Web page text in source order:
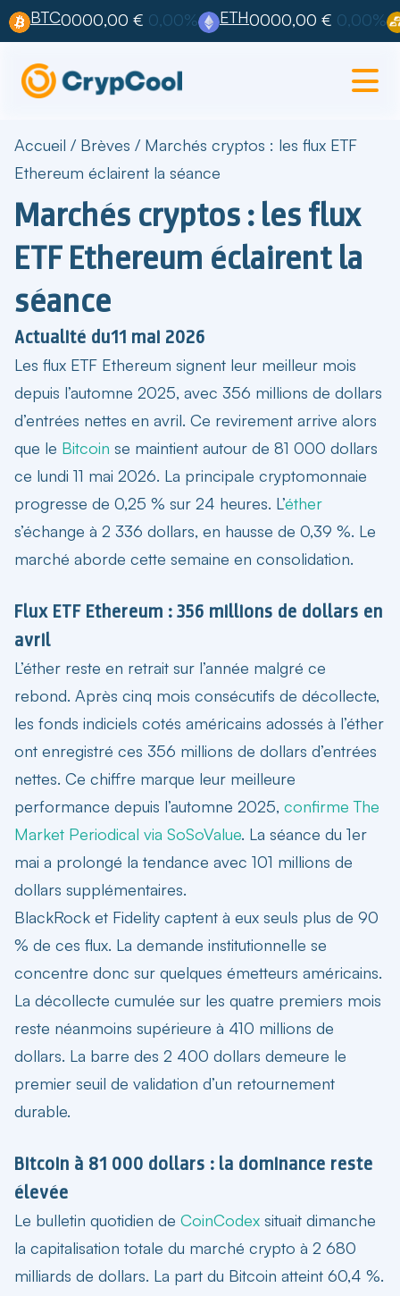
BTC0000,00 € 0,00% ETH0000,00 € 0,00%
Accueil / Brèves / Marchés cryptos : les flux ETF
Ethereum éclairent la séance
Marchés cryptos : les flux
ETF Ethereum éclairent la
séance
Actualité du11 mai 2026
Les flux ETF Ethereum signent leur meilleur mois
depuis l’automne 2025, avec 356 millions de dollars
d’entrées nettes en avril. Ce revirement arrive alors
que le Bitcoin se maintient autour de 81 000 dollars
ce lundi 11 mai 2026. La principale cryptomonnaie
progresse de 0,25 % sur 24 heures. L’éther
s’échange à 2 336 dollars, en hausse de 0,39 %. Le
marché aborde cette semaine en consolidation.
Flux ETF Ethereum : 356 millions de dollars en
avril
L’éther reste en retrait sur l’année malgré ce
rebond. Après cinq mois consécutifs de décollecte,
les fonds indiciels cotés américains adossés à l’éther
ont enregistré ces 356 millions de dollars d’entrées
nettes. Ce chiffre marque leur meilleure
performance depuis l’automne 2025, confirme The
Market Periodical via SoSoValue. La séance du 1er
mai a prolongé la tendance avec 101 millions de
dollars supplémentaires.
BlackRock et Fidelity captent à eux seuls plus de 90
% de ces flux. La demande institutionnelle se
concentre donc sur quelques émetteurs américains.
La décollecte cumulée sur les quatre premiers mois
reste néanmoins supérieure à 410 millions de
dollars. La barre des 2 400 dollars demeure le
premier seuil de validation d’un retournement
durable.
Bitcoin à 81 000 dollars : la dominance reste
élevée
Le bulletin quotidien de CoinCodex situait dimanche
la capitalisation totale du marché crypto à 2 680
milliards de dollars. La part du Bitcoin atteint 60,4 %.